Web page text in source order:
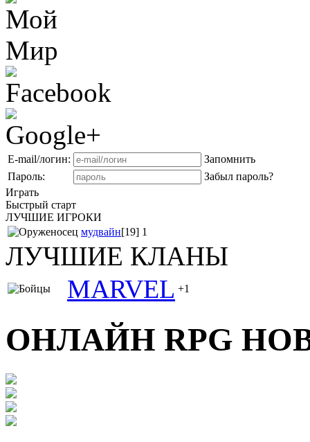
E-mail/логин:
Запомнить
Пароль:
Забыл пароль?
Играть
Быстрый старт
ЛУЧШИЕ ИГРОКИ
мудвайн[19] 1
ЛУЧШИЕ КЛАНЫ
MARVEL +1
ОНЛАЙН RPG